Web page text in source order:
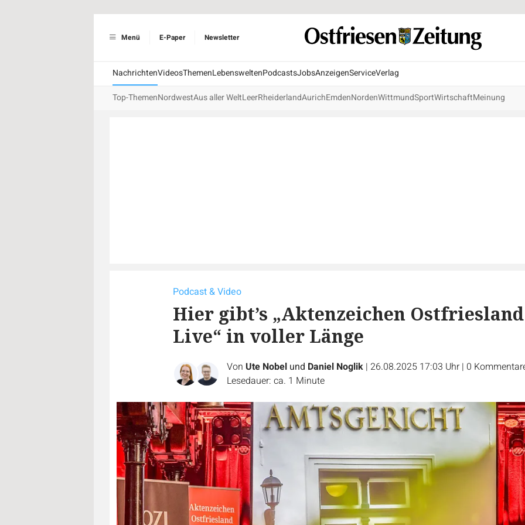
Menü E-Paper Newsletter
NachrichtenVideosThemenLebensweltenPodcastsJobsAnzeigenServiceVerlag
Top-ThemenNordwestAus aller WeltLeerRheiderlandAurichEmdenNordenWittmundSportWirtschaftMeinung
Podcast & Video
Hier gibt’s „Aktenzeichen Ostfriesland
Live“ in voller Länge
Von Ute Nobel und Daniel Noglik | 26.08.2025 17:03 Uhr | 0
Lesedauer: ca. 1 Minute